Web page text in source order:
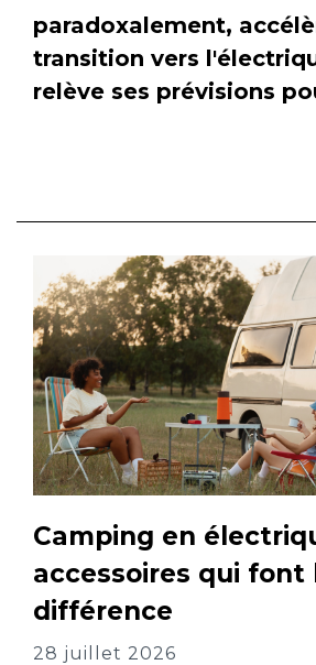
paradoxalement,
transition vers
relève ses prévisions
Camping en
accessoires qui font
différence
28 juillet 2026